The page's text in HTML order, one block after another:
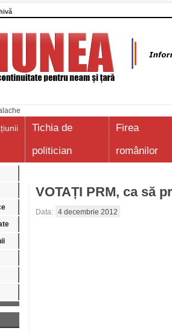
Tichia de
politician
Firea
românilor
VOTAȚI PRM, ca să
Data: 4 decembrie 2012